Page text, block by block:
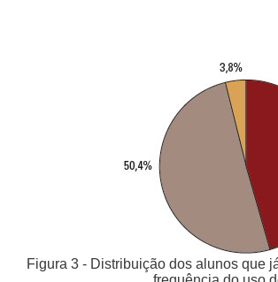
Figura 3 - Distribuição dos alunos que